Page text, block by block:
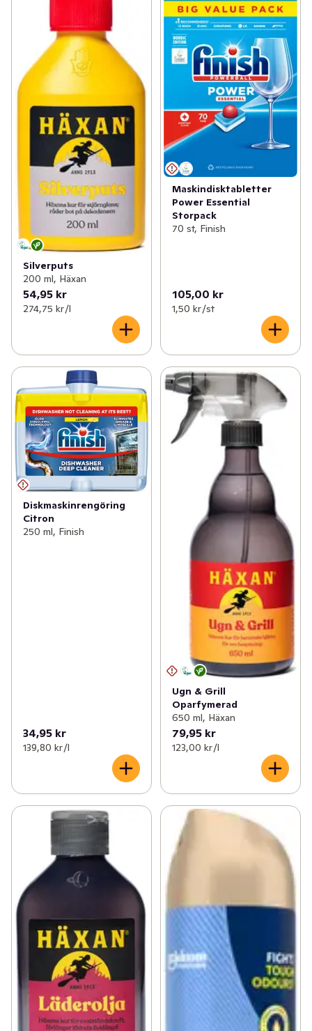
Silverputs
200 ml, Häxan
54,95 kr
274,75 kr /l
Maskindisktabletter
Power Essential
Storpack
70 st, Finish
105,00 kr
1,50 kr /st
Diskmaskinrengöring
Citron
250 ml, Finish
34,95 kr
139,80 kr /l
Ugn & Grill
Oparfymerad
650 ml, Häxan
79,95 kr
123,00 kr /l